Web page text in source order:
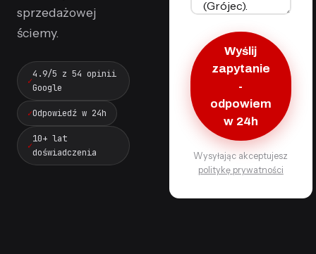
sprzedażowej
ściemy.
4.9/5 z 54 opinii
Google
Odpowiedź w 24h
10+ lat
doświadczenia
Wyślij
zapytanie
-
odpowiem
w 24h
Wysyłając akceptujesz
politykę prywatności